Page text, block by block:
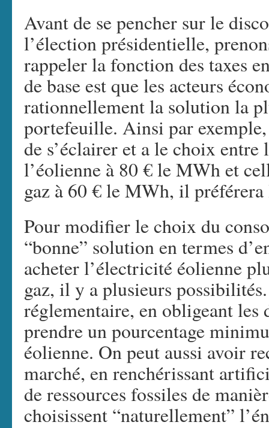
Avant de se pencher sur le
l’élection présidentielle,
rappeler la fonction des taxes
de base est que les acteurs
rationnellement la solution la
portefeuille. Ainsi par
de s’éclairer et a le choix
l’éolienne à 80 € le MWh et
gaz à 60 € le MWh, il
Pour modifier le choix du
“bonne” solution en termes
acheter l’électricité éolienne
gaz, il y a plusieurs
réglementaire, en obligeant
prendre un pourcentage
éolienne. On peut aussi avoir
marché, en renchérissant
de ressources fossiles de
choisissent “naturellement”